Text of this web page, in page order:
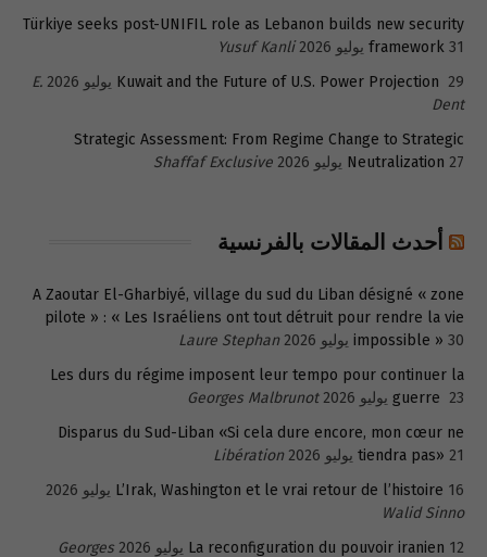
Türkiye seeks post-UNIFIL role as Lebanon builds new security
framework 31 يوليو 2026
Yusuf Kanli
Kuwait and the Future of U.S. Power Projection 29 يوليو 2026
E.
Dent
Strategic Assessment: From Regime Change to Strategic
Neutralization 27 يوليو 2026 Shaffaf Exclusive
أحدث المقالات بالفرنسية
A Zaoutar El-Gharbiyé, village du sud du Liban désigné « zone
pilote » : « Les Israéliens ont tout détruit pour rendre la vie
impossible » 30 يوليو 2026
Laure Stephan
Les durs du régime imposent leur tempo pour continuer la
guerre 23 يوليو 2026
Georges Malbrunot
Disparus du Sud-Liban «Si cela dure encore, mon cœur ne
tiendra pas» 21 يوليو 2026
Libération
L’Irak, Washington et le vrai retour de l’histoire 16 يوليو 2026
Walid Sinno
La reconfiguration du pouvoir iranien 12 يوليو 2026
Georges